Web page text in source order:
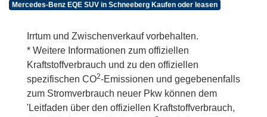
Mercedes-Benz EQE SUV in Schneeberg Kaufen oder leasen
Irrtum und Zwischenverkauf vorbehalten.
* Weitere Informationen zum offiziellen
Kraftstoffverbrauch und zu den offiziellen
spezifischen CO2-Emissionen und gegebenenfalls
zum Stromverbrauch neuer Pkw können dem
'Leitfaden über den offiziellen Kraftstoffverbrauch,